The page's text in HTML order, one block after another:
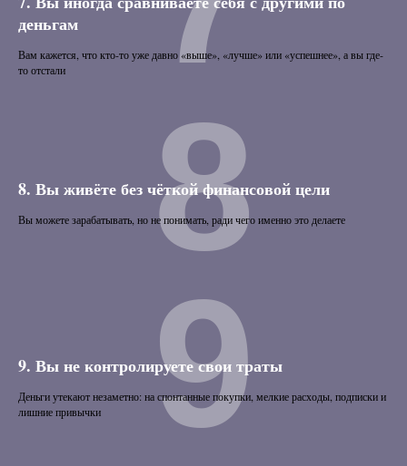
деньгам
Вам кажется, что кто-то уже давно «выше», «лучше» или «успешнее», а вы где-
то отстали
8. Вы живёте без чёткой финансовой цели
Вы можете зарабатывать, но не понимать, ради чего именно это делаете
8
9. Вы не контролируете свои траты
Деньги утекают незаметно: на спонтанные покупки, мелкие расходы, подписки и
лишние привычки
9